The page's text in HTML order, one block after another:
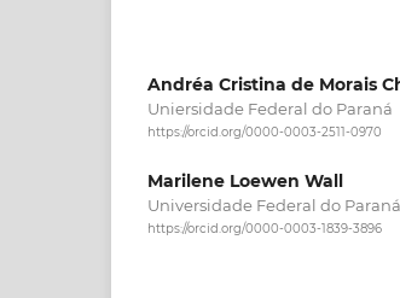
Andréa Cristina de Morais
Uniersidade Federal do Paraná
https://orcid.org/0000-0003-2511-0970
Marilene Loewen Wall
Universidade Federal do Paraná
https://orcid.org/0000-0003-1839-3896